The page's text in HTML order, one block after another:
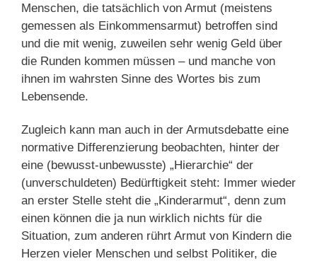
Menschen, die tatsächlich von Armut (meistens
gemessen als Einkommensarmut) betroffen sind
und die mit wenig, zuweilen sehr wenig Geld über
die Runden kommen müssen – und manche von
ihnen im wahrsten Sinne des Wortes bis zum
Lebensende.
Zugleich kann man auch in der Armutsdebatte eine
normative Differenzierung beobachten, hinter der
eine (bewusst-unbewusste) „Hierarchie“ der
(unverschuldeten) Bedürftigkeit steht: Immer wieder
an erster Stelle steht die „Kinderarmut“, denn zum
einen können die ja nun wirklich nichts für die
Situation, zum anderen rührt Armut von Kindern die
Herzen vieler Menschen und selbst Politiker, die